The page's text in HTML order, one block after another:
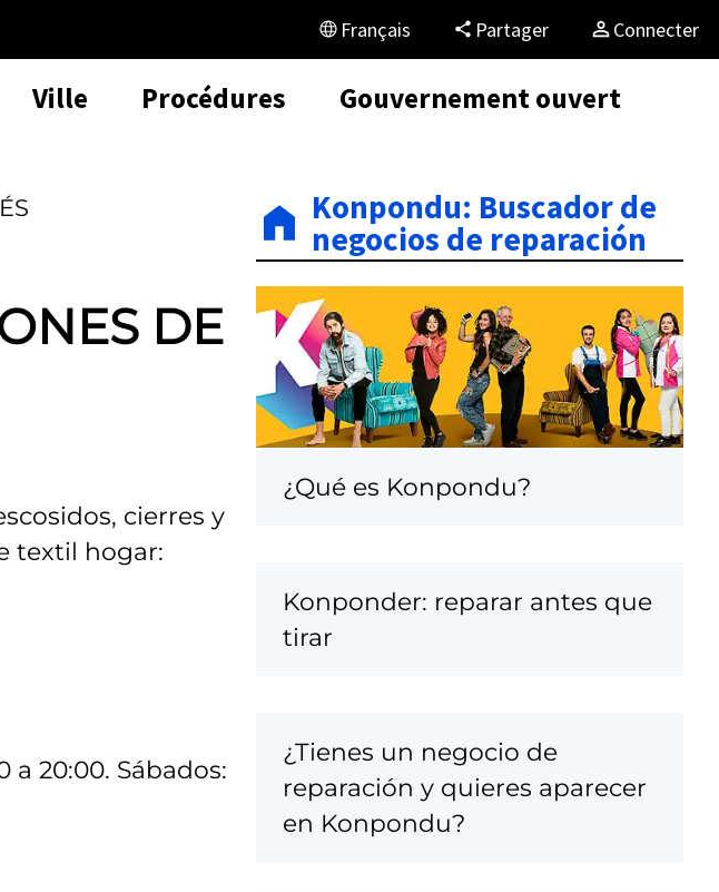
Français Partager Connecter
Ville Procédures Gouvernement ouvert
DE
cierres y
textil hogar:
a 20:00. Sábados:
Konpondu: Buscador de
negocios de reparación
¿Qué es Konpondu?
Konponder: reparar antes que
tirar
¿Tienes un negocio de
reparación y quieres aparecer
en Konpondu?